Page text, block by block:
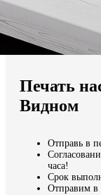
Мы доставляем по
Продолжить без
Печать
Видном
Отправь в
часа!
Срок
Отправим